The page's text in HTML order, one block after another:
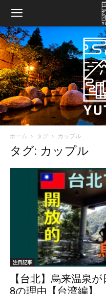
ホーム タグ カップル
タグ: カップル
注目記事
【台北】烏来温泉
8の理由【台湾編】